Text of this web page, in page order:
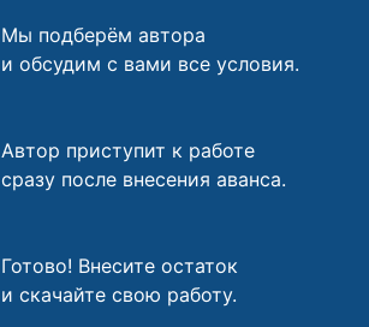
Мы подберём автора
и обсудим с вами все условия.
Автор приступит к работе
сразу после внесения аванса.
Готово! Внесите остаток
и скачайте свою работу.